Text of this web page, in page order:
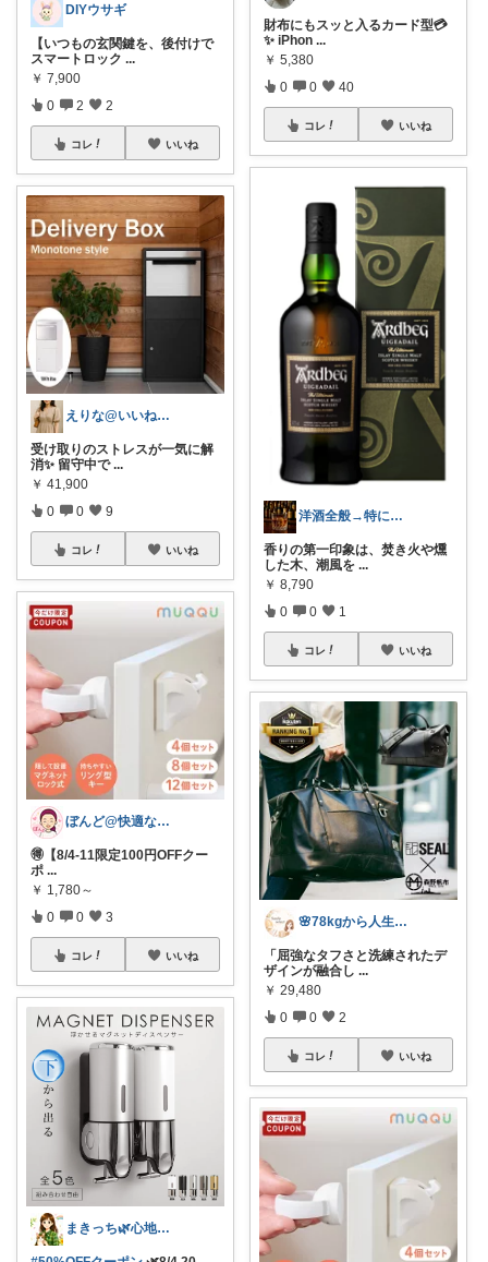
DIYウサギ
【いつもの玄関鍵を、後付けで
スマートロック ...
￥ 7,900
0 2 2
コレ いいね
えりな@いいね100%バック💓
受け取りのストレスが一気に解
消✨ 留守中で ...
￥ 41,900
0 0 9
コレ いいね
ぼんど@快適な暮らし
🉐【8/4-11限定100円OFFクー
ポ ...
￥ 1,780～
0 0 3
コレ いいね
まきっち🌿心地よい暮らし🌿
財布にもスッと入るカード型💳
✨ iPhon ...
￥ 5,380
0 0 40
コレ いいね
洋酒全般→特にシングルモルト好き
香りの第一印象は、焚き火や燻
した木、潮風を ...
￥ 8,790
0 0 1
コレ いいね
🌸78kgから人生最後のダイエット挑戦
「屈強なタフさと洗練されたデ
ザインが融合し ...
￥ 29,480
0 0 2
コレ いいね